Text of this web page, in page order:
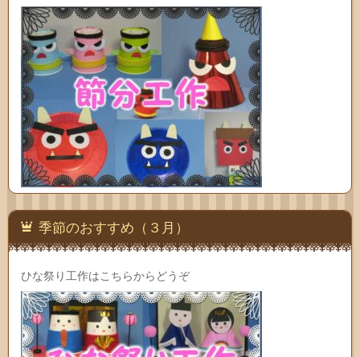
季節のおすすめ（３月）
ひな祭り工作はこちらからどうぞ